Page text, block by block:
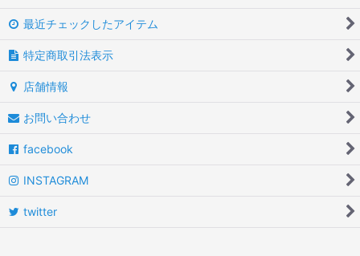
最近チェックしたアイテム
特定商取引法表示
店舗情報
お問い合わせ
facebook
INSTAGRAM
twitter